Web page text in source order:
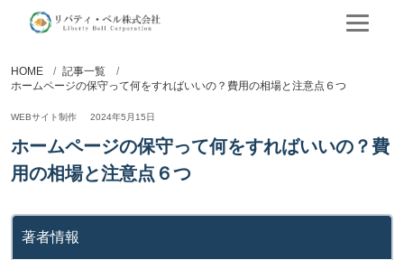
HOME
記事一覧
ホームページの保守って何をすればいいの？費用の相場と注意点６つ
WEBサイト制作 2024年5月15日
ホームページの保守って何をすればいいの？費
用の相場と注意点６つ
著者情報